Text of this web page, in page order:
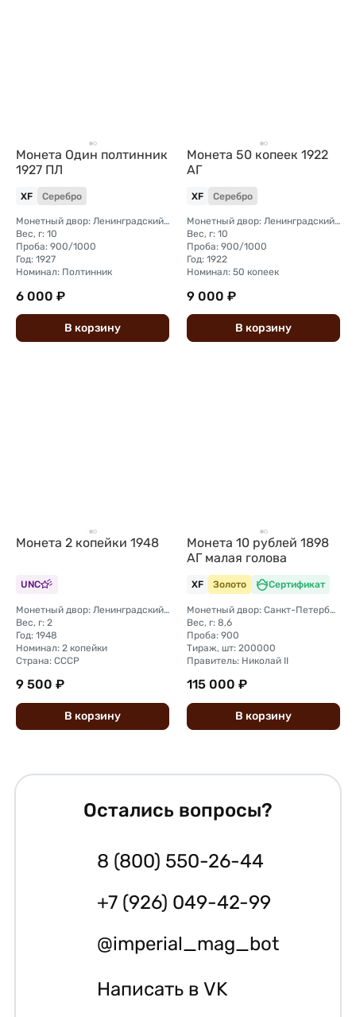
Монета Один полтинник
1927 ПЛ
XF Серебро
Монетный двор: Ленинградский (ЛМД)
Вес, г: 10
Проба: 900/1000
Год: 1927
Номинал: Полтинник
6 000 ₽
В корзину
Монета 50 копеек 1922
АГ
XF Серебро
Монетный двор: Ленинградский (ЛМД)
Вес, г: 10
Проба: 900/1000
Год: 1922
Номинал: 50 копеек
9 000 ₽
В корзину
Монета 2 копейки 1948
UNC
Монетный двор: Ленинградский (ЛМД)
Вес, г: 2
Год: 1948
Номинал: 2 копейки
Страна: СССР
9 500 ₽
В корзину
Монета 10 рублей 1898
АГ малая голова
XF Золото Сертификат
Монетный двор: Санкт-Петербургский монетный двор
Вес, г: 8,6
Проба: 900
Тираж, шт: 200000
Правитель: Николай II
115 000 ₽
В корзину
Остались вопросы?
8 (800) 550-26-44
+7 (926) 049-42-99
@imperial_mag_bot
Написать в VK